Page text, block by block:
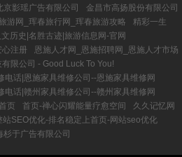
京影瑶广告有限公司
金昌市高扬股份有限公司
游网_珲春旅行网_珲春旅游攻略
精彩一生
历史|名胜古迹|旅游信息网-官网
注册
恩施人才网_恩施招聘网_恩施人才市场
有限公司 - Good Luck To You!
电话|恩施家具维修公司--恩施家具维修网
电话|赣州家具维修公司--赣州家具维修网
页
首页-禅心闪耀能量疗愈空间
久久记忆网
站SEO优化-排名稳定上首页-网站seo优化
杉于广告有限公司